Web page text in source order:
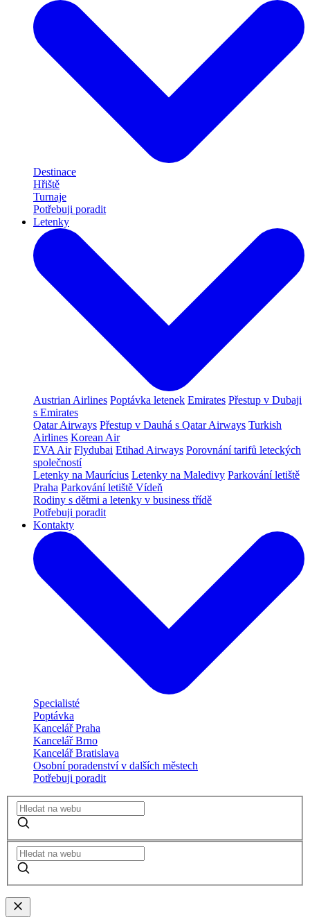
Destinace
Hřiště
Turnaje
Potřebuji poradit
Letenky
Austrian Airlines Poptávka letenek Emirates Přestup v Dubaji
s Emirates
Qatar Airways Přestup v Dauhá s Qatar Airways Turkish
Airlines Korean Air
EVA Air Flydubai Etihad Airways Porovnání tarifů leteckých
společností
Letenky na Maurícius Letenky na Maledivy Parkování letiště
Praha Parkování letiště Vídeň
Rodiny s dětmi a letenky v business třídě
Potřebuji poradit
Kontakty
Specialisté
Poptávka
Kancelář Praha
Kancelář Brno
Kancelář Bratislava
Osobní poradenství v dalších městech
Potřebuji poradit